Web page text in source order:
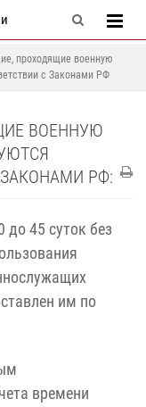
проходящие военную
с Законами РФ
ВОЕННУЮ
РФ:
до 45 суток без
им по
времени